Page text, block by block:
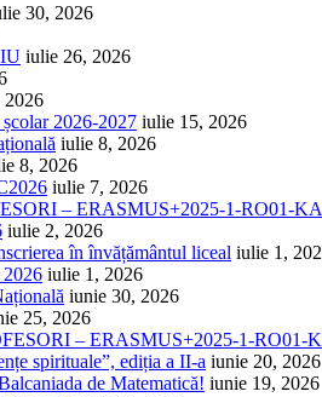
30, 2026
iulie 26, 2026
2026
2026-2027 iulie 15, 2026
iulie 8, 2026
8, 2026
iulie 7, 2026
– ERASMUS+2025-1-RO01-
iulie 2, 2026
în învățământul liceal iulie 1,
2026 iulie 1, 2026
iunie 30, 2026
25, 2026
– ERASMUS+2025-1-RO01-
spirituale”, ediția a II-a iunie 20, 2026
de Matematică! iunie 19, 2026